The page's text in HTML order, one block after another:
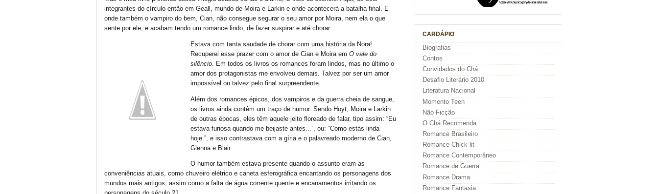
integrantes do círculo então em Geall, mundo de Moira e Larkin e onde acontecerá a batalha final. E
onde também o vampiro do bem, Cian, não consegue segurar o seu amor por Moira, nem ela o que
sente por ele, e acabam tendo um romance lindo, de fazer suspirar e até chorar.
Estava com tanta saudade de chorar com uma história da Nora!
Recuperei esse prazer com o amor de Cian e Moira em O vale do
silêncio. Em todos os livros os romances foram lindos, mas no último o
amor dos protagonistas me envolveu demais. Talvez por ser um amor
impossível ou talvez pelo final surpreendente.
Além dos romances épicos, dos vampiros e da guerra cheia de sangue,
os livros ainda contêm um traço de humor. Sendo Hoyt, Moira e Larkin
de outras épocas, eles têm aquele jeito floreado de falar, tipo assim: “Eu
estava furiosa quando me beijaste antes...”, ou: “Como estás linda
hoje.”, e isso contrastava com a gíria e o palavreado moderno de Cian,
Glenna e Blair.
O humor também estava presente quando o assunto eram as
conveniências atuais, como chuveiro elétrico e caneta esferográfica encantando os personagens dos
mundos mais antigos, assim como a falta de água corrente quente e encanamentos irritando os
CARDÁPIO
Biografias
Contos
Convidados do Chá
Desafio Literário 2010
Literatura Nacional
Momento Teen
Não Ficção
O Chá Recomenda
Romance Brasileiro
Romance Chick-lit
Romance Contemporâneo
Romance de Guerra
Romance Drama
Romance Fantasia